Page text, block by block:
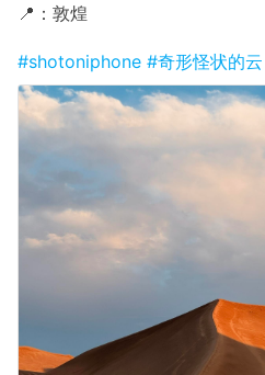
📍：敦煌
#shotoniphone #奇形怪状的云